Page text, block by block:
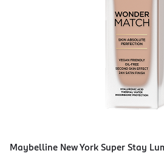
Maybelline New York Super Stay